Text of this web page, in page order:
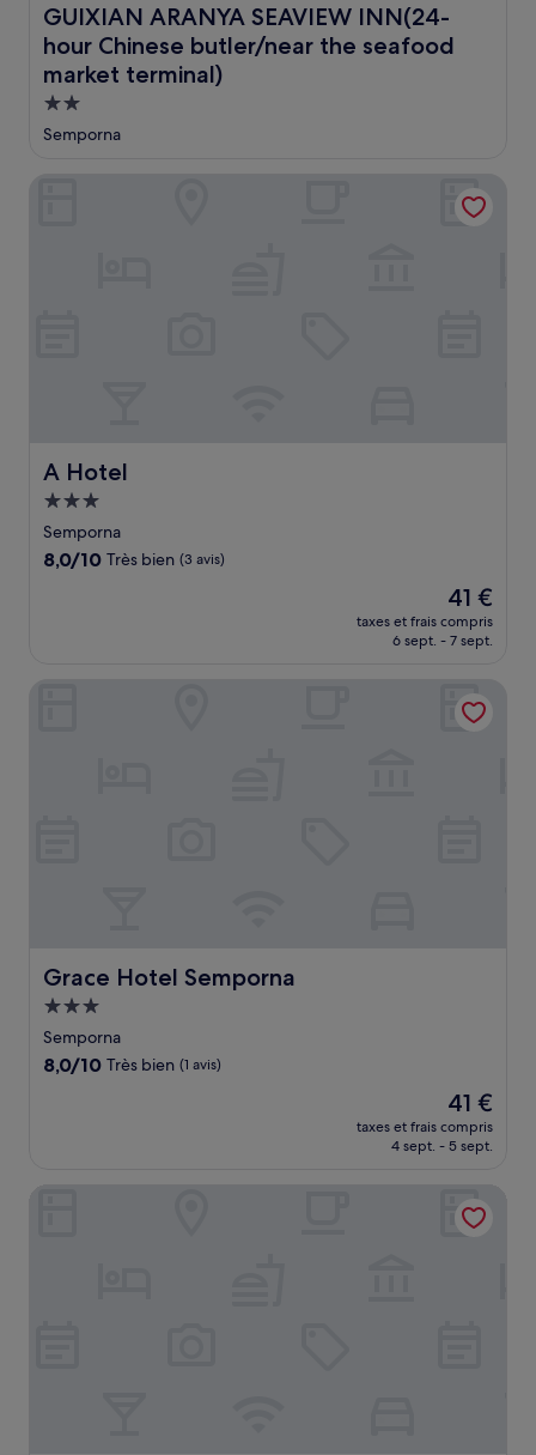
GUIXIAN ARANYA SEAVIEW INN(24-
hour Chinese butler/near the seafood
market terminal)
GUIXIAN ARANYA SEAVIEW INN(24-hour Chinese
Hébergement
2.0 étoiles
Semporna
A Hotel
A Hotel
Hébergement
3.0 étoiles
Semporna
8.0
8,0/10 Très bien (3 avis)
Le
nouveau
prix
de
41 €
41 €
taxes et frais compris
6 sept. - 7 sept.
Grace Hotel Semporna
Grace Hotel Semporna
Hébergement
3.0 étoiles
Semporna
8.0
8,0/10 Très bien (1 avis)
Le
nouveau
prix
de
41 €
41 €
taxes et frais compris
4 sept. - 5 sept.